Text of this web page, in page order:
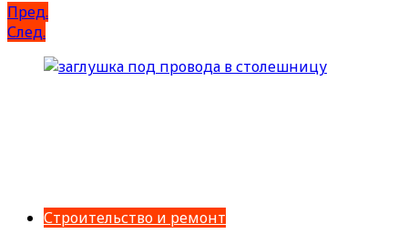
Пред.
След.
Строительство и ремонт